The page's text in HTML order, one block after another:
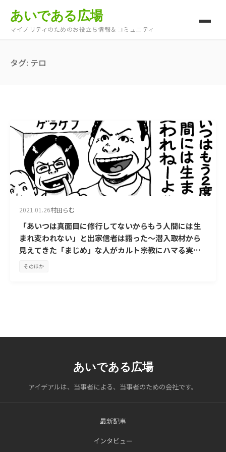
あいである広場
マイノリティのためのお役立ち情報＆コミュニティ
タグ: テロ
2021.01.26村田らむ
「あいつは真面目に修行してないからもう人間には生
まれ変われない」と出家信者は語った～潜入取材から
見えてきた「まじめ」な人がカルト宗教にハマる実情
～
そのほか
あいである広場
アイデアルは、当事者による、当事者のための会社です。
最新記事
インタビュー